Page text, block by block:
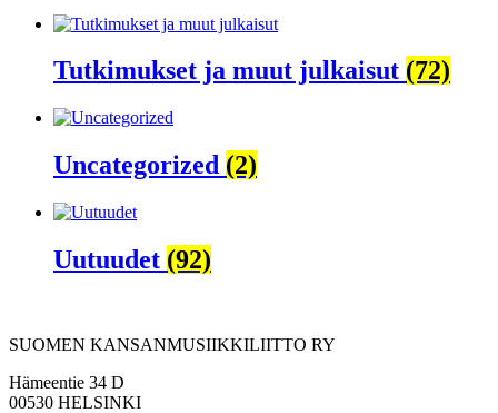
Tutkimukset ja muut julkaisut (72)
Uncategorized (2)
Uutuudet (92)
SUOMEN KANSANMUSIIKKILIITTO RY
Hämeentie 34 D
00530 HELSINKI